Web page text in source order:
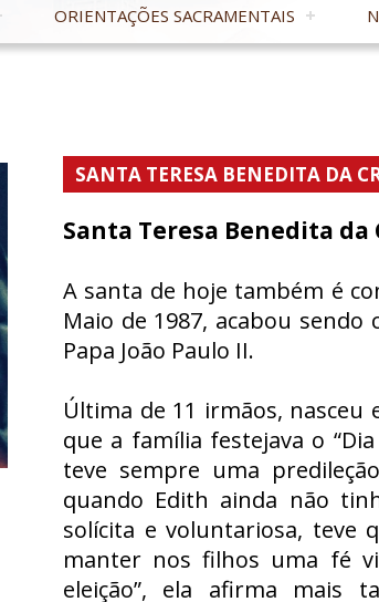
ORIENTAÇÕES SACRAMENTAIS
SANTA TERESA BENEDITA DA
Santa Teresa Benedita da
A santa de hoje também é
Maio de 1987, acabou
Papa João Paulo II.
Última de 11 irmãos, nasceu
que a família festejava o
teve sempre uma
quando Edith ainda não
solícita e voluntariosa, teve
manter nos filhos uma fé
eleição”, ela afirma mais